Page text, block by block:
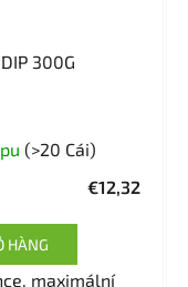
300G
(>20 Cái)
€12,32
HÀNG
maximální